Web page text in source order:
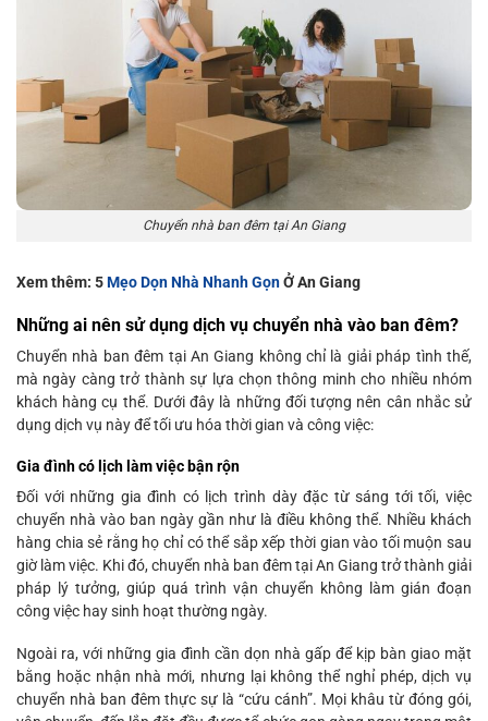
Chuyển nhà ban đêm tại An Giang
Xem thêm: 5Mẹo Dọn Nhà Nhanh GọnỞ An Giang
Những ai nên sử dụng dịch vụ chuyển nhà vào ban đêm?
Chuyển nhà ban đêm tại An Giang không chỉ là giải pháp tình thế,
mà ngày càng trở thành sự lựa chọn thông minh cho nhiều nhóm
khách hàng cụ thể. Dưới đây là những đối tượng nên cân nhắc sử
dụng dịch vụ này để tối ưu hóa thời gian và công việc:
Gia đình có lịch làm việc bận rộn
Đối với những gia đình có lịch trình dày đặc từ sáng tới tối, việc
chuyển nhà vào ban ngày gần như là điều không thể. Nhiều khách
hàng chia sẻ rằng họ chỉ có thể sắp xếp thời gian vào tối muộn sau
giờ làm việc. Khi đó, chuyển nhà ban đêm tại An Giang trở thành giải
pháp lý tưởng, giúp quá trình vận chuyển không làm gián đoạn
công việc hay sinh hoạt thường ngày.
Ngoài ra, với những gia đình cần dọn nhà gấp để kịp bàn giao mặt
bằng hoặc nhận nhà mới, nhưng lại không thể nghỉ phép, dịch vụ
chuyển nhà ban đêm thực sự là “cứu cánh”. Mọi khâu từ đóng gói,